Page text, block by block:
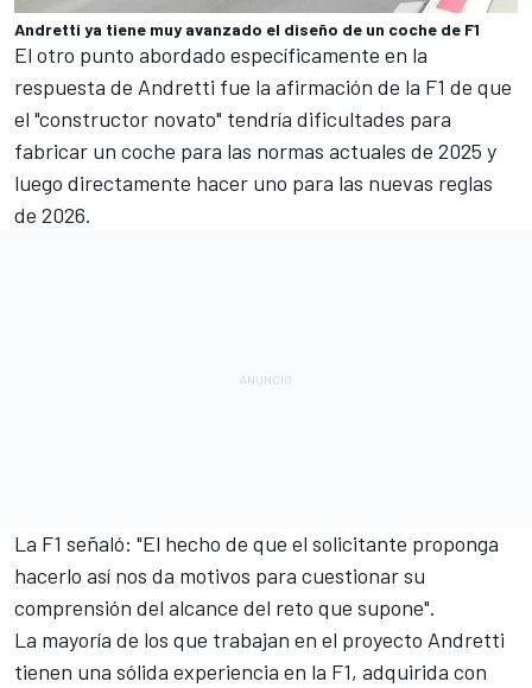
Andretti ya tiene muy avanzado el diseño de un coche de F1
El otro punto abordado específicamente en la
respuesta de Andretti fue la afirmación de la F1 de que
el "constructor novato" tendría dificultades para
fabricar un coche para las normas actuales de 2025 y
luego directamente hacer uno para las nuevas reglas
de 2026.
La F1 señaló: "El hecho de que el solicitante proponga
hacerlo así nos da motivos para cuestionar su
comprensión del alcance del reto que supone".
La mayoría de los que trabajan en el proyecto Andretti
tienen una sólida experiencia en la F1, adquirida con